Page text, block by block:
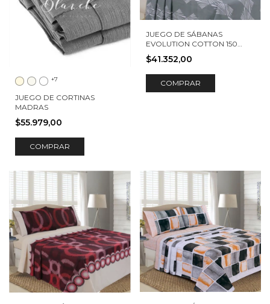
+7
JUEGO DE CORTINAS
MADRAS
$55.979,00
COMPRAR
JUEGO DE SÁBANAS
EVOLUTION COTTON 150
HILOS BENJAMIN
$41.352,00
COMPRAR